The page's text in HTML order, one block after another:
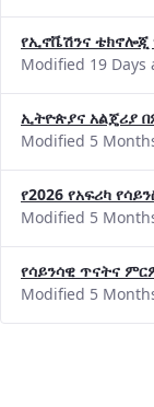
የኢኖቬሽንና ቴክኖሎጂ
Modified 19 Days
ኢትዮጵያና አልጄሪያ
Modified 5
የ2026 የአፍሪካ
Modified 5
የሳይንሳዊ ጥናትና
Modified 5